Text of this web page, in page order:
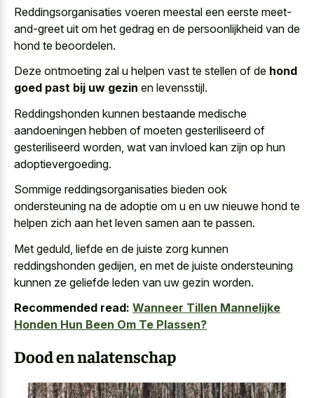
Reddingsorganisaties voeren meestal een eerste meet-
and-greet uit om het gedrag en de persoonlijkheid van de
hond te beoordelen.
Deze ontmoeting zal u helpen vast te stellen of de hond
goed past bij uw gezin en levensstijl.
Reddingshonden kunnen bestaande medische
aandoeningen hebben of moeten gesteriliseerd of
gesteriliseerd worden, wat van invloed kan zijn op hun
adoptievergoeding.
Sommige reddingsorganisaties bieden ook
ondersteuning na de adoptie om u en uw nieuwe hond te
helpen zich aan het leven samen aan te passen.
Met geduld, liefde en de juiste zorg kunnen
reddingshonden gedijen , en met de juiste ondersteuning
kunnen ze geliefde leden van uw gezin worden.
Recommended read: Wanneer Tillen Mannelijke
Honden Hun Been Om Te Plassen?
Dood en nalatenschap